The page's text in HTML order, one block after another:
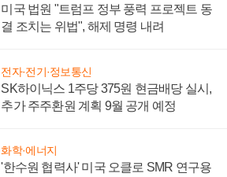
미국 법원 "트럼프 정부 풍력 프로젝트 동
결 조치는 위법", 해제 명령 내려
전자·전기·정보통신
SK하이닉스 1주당 375원 현금배당 실시,
추가 주주환원 계획 9월 공개 예정
화학·에너지
'한수원 협력사' 미국 오클로 SMR 연구용